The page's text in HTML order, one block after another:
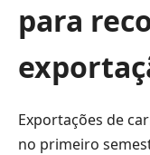
para
Exportações de
no primeiro